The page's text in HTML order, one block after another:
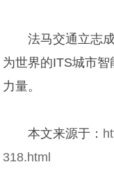
法马交通立志
为世界的ITS城市
力量。
本文来源于：
318.html